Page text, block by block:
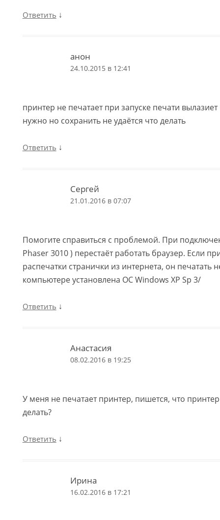
Ответить ↓
анон
24.10.2015 в 12:41
принтер не печатает при запуске печати
нужно но сохранить не удаётся что делать
Ответить ↓
Сергей
21.01.2016 в 07:07
Помогите справиться с проблемой. При
Phaser 3010 ) перестаёт работать браузер. Если
распечатки странички из интернета, он печатать
компьютере установлена ОС Windows XP Sp 3/
Ответить ↓
Анастасия
08.02.2016 в 19:25
У меня не печатает принтер, пишется, что
делать?
Ответить ↓
Ирина
16.02.2016 в 17:21